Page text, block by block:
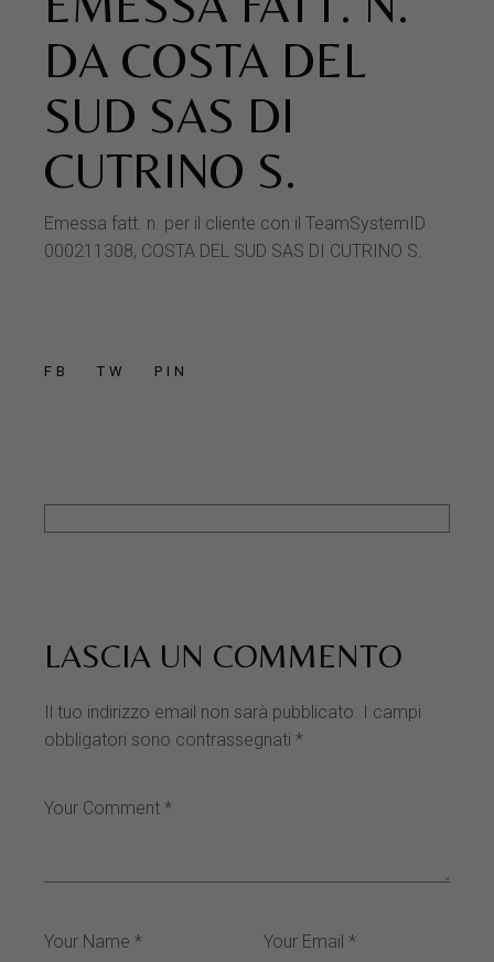
DA COSTA DEL
SUD SAS DI
CUTRINO S.
Emessa fatt. n. per il cliente con il TeamSystemID
000211308, COSTA DEL SUD SAS DI CUTRINO S.
FB TW PIN
LASCIA UN COMMENTO
Il tuo indirizzo email non sarà pubblicato. I campi
obbligatori sono contrassegnati*